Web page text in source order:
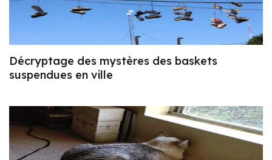
Décryptage des mystères des baskets
suspendues en ville